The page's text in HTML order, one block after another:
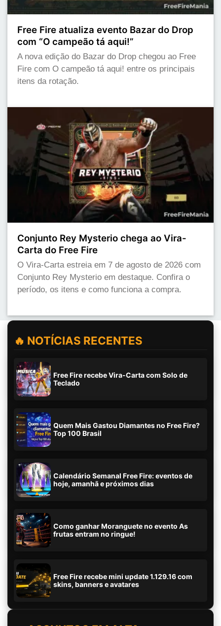
Free Fire atualiza evento Bazar do Drop
com “O campeão tá aqui!”
A nova edição do Bazar do Drop chegou ao Free
Fire com O campeão tá aqui! entre os principais
itens da rotação.
Conjunto Rey Mysterio chega ao Vira-
Carta do Free Fire
O Vira-Carta estreia em 7 de agosto de 2026 com
Conjunto Rey Mysterio em destaque. Confira o
período, os itens e como funciona a compra.
🔥 NOTÍCIAS RECENTES
Free Fire recebe Vira-Carta com Solo de
Teclado
Quem Mais Gastou Diamantes no Free Fire?
Top 100 Brasil
Calendário Semanal Free Fire: eventos de
hoje, amanhã e próximos dias
Como ganhar Moranguete no evento As
frutas entram no ringue!
Free Fire recebe mini update 1.129.16 com
skins, banners e avatares